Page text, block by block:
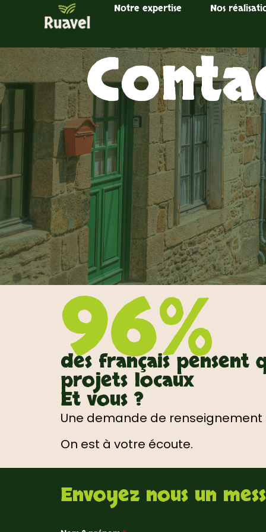
Notre expertise Nos
96%
des français pensent
projets locaux
Et vous ?
Une demande de renseignement
On est à votre écoute.
Envoyez nous un